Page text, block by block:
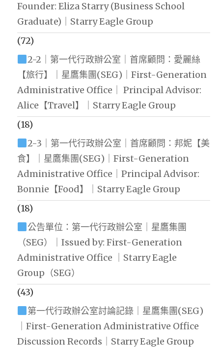
Founder: Eliza Starry (Business School
Graduate)｜Starry Eagle Group
(72)
2-2｜第一代行政辦公室｜首席顧問：愛麗絲
【旅行】｜星鷹集團(SEG)｜First-Generation
Administrative Office｜ Principal Advisor:
Alice【Travel】｜Starry Eagle Group
(18)
2-3｜第一代行政辦公室｜首席顧問：邦妮【美
食】｜星鷹集團(SEG)｜First-Generation
Administrative Office｜Principal Advisor:
Bonnie【Food】｜Starry Eagle Group
(18)
公告單位：第一代行政辦公室｜星鷹集團
（SEG）｜Issued by: First-Generation
Administrative Office ｜Starry Eagle
Group（SEG）
(43)
第一代行政辦公室討論記錄｜星鷹集團(SEG)
｜First-Generation Administrative Office
Discussion Records｜Starry Eagle Group